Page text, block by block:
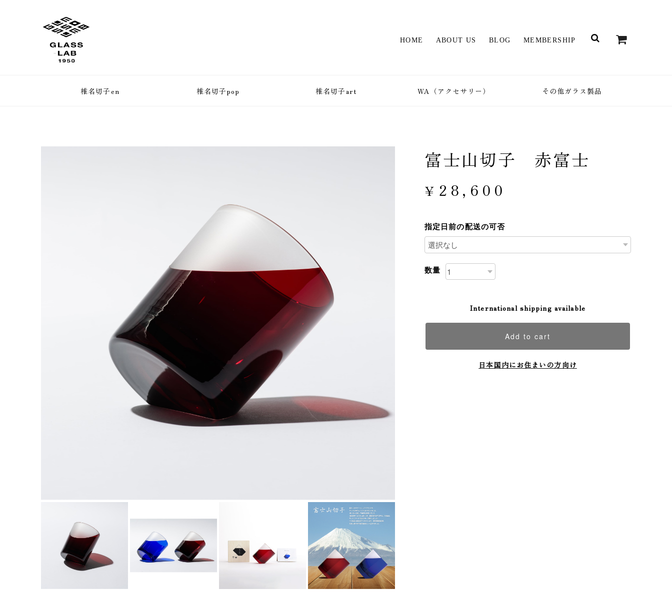
HOME ABOUT US BLOG MEMBERSHIP
椎名切子en 椎名切子pop 椎名切子art WA（アクセサリー） その他ガラス製品
富士山切子 赤富士
¥ 28,600
指定日前の配送の可否
数量
International shipping available
Add to cart
日本国内にお住まいの方向け